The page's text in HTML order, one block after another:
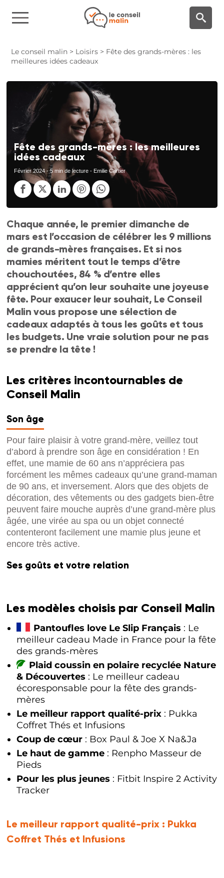
Le conseil malin > Loisirs > Fête des grands-mères : les
meilleures idées cadeaux
Fête des grands-mères : les meilleures
idées cadeaux
Février 2024 - 5 min de lecture - Emilie Cartier
Chaque année, le premier dimanche de
mars est l’occasion de célébrer les 9 millions
de grands-mères françaises. Et si nos
mamies méritent tout le temps d’être
chouchoutées, 84 % d’entre elles
apprécient qu’on leur souhaite une joyeuse
fête. Pour exaucer leur souhait, Le Conseil
Malin vous propose une sélection de
cadeaux adaptés à tous les goûts et tous
les budgets. Une vraie solution pour ne pas
se prendre la tête !
Les critères incontournables de
Conseil Malin
Son âge
Pour faire plaisir à votre grand-mère, veillez tout
d’abord à prendre son âge en considération ! En
effet, une mamie de 60 ans n’appréciera pas
forcément les mêmes cadeaux qu’une grand-maman
de 90 ans, et inversement. Alors que des objets de
décoration, des vêtements ou des gadgets bien-être
peuvent faire mouche auprès d’une grand-mère plus
âgée, une virée au spa ou un objet connecté
contenteront facilement une mamie plus jeune et
encore très active.
Ses goûts et votre relation
Les modèles choisis par Conseil Malin
Pantoufles love Le Slip Français : Le
meilleur cadeau Made in France pour la fête
des grands-mères
Plaid coussin en polaire recyclée Nature
& Découvertes : Le meilleur cadeau
écoresponsable pour la fête des grands-
mères
Le meilleur rapport qualité-prix : Pukka
Coffret Thés et Infusions
Coup de cœur : Box Paul & Joe X Na&Ja
Le haut de gamme : Renpho Masseur de
Pieds
Pour les plus jeunes : Fitbit Inspire 2 Activity
Tracker
Le meilleur rapport qualité-prix : Pukka
Coffret Thés et Infusions